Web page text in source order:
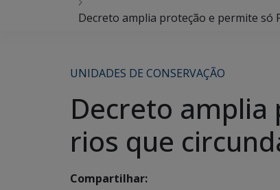
Decreto amplia proteção e permite só
UNIDADES DE CONSERVAÇÃO
Decreto amplia
rios que
Compartilhar: